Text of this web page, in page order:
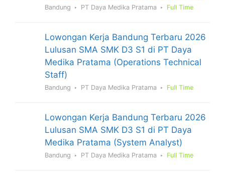
Bandung PT Daya Medika Pratama Full Time
Lowongan Kerja Bandung Terbaru 2026
Lulusan SMA SMK D3 S1 di PT Daya
Medika Pratama (Operations Technical
Staff)
Bandung PT Daya Medika Pratama Full Time
Lowongan Kerja Bandung Terbaru 2026
Lulusan SMA SMK D3 S1 di PT Daya
Medika Pratama (System Analyst)
Bandung PT Daya Medika Pratama Full Time